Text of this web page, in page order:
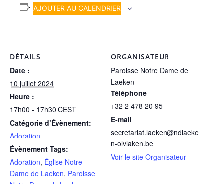
AJOUTER AU CALENDRIER
DÉTAILS
Date :
10 juillet 2024
Heure :
17h00 - 17h30 CEST
Catégorie d’Évènement:
Adoration
Évènement Tags:
Adoration, Église Notre
Dame de Laeken, Paroisse
ORGANISATEUR
Paroisse Notre Dame de
Laeken
Téléphone
+32 2 478 20 95
E-mail
secretariat.laeken@ndlaeke
n-olvlaken.be
Voir le site Organisateur